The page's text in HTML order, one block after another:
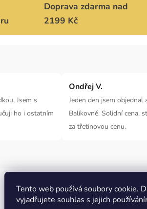
Tento web používá soubory cookie.
vyjadřujete souhlas s jejich
Doprava zdarma nad
2199 Kč
Jsem s
ho i ostatním
Ondřej V.
Jeden den jsem
Balíkovně. Solidní cena,
za třetinovou cenu.
Popis